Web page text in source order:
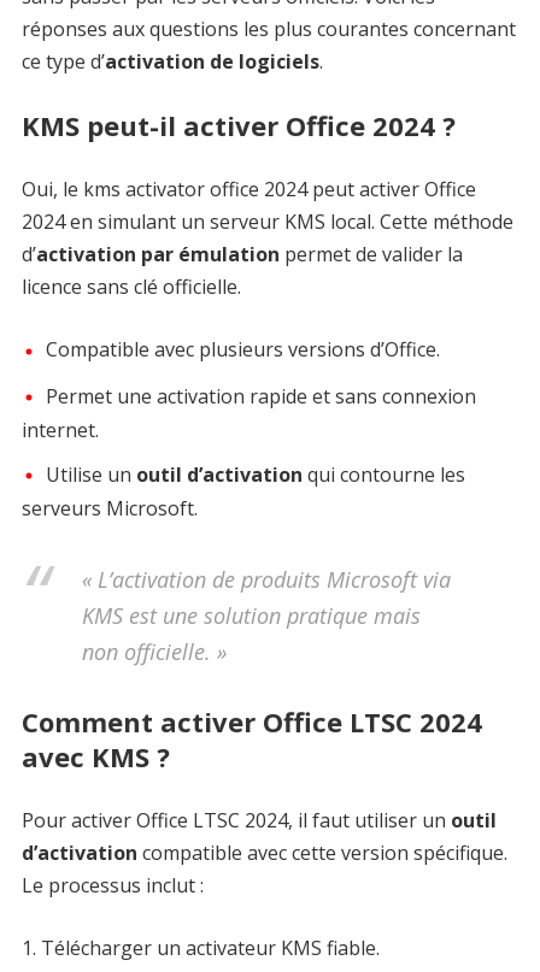
réponses aux questions les plus courantes concernant
ce type d’activation de logiciels.
KMS peut-il activer Office 2024 ?
Oui, le kms activator office 2024 peut activer Office
2024 en simulant un serveur KMS local. Cette méthode
d’activation par émulation permet de valider la
licence sans clé officielle.
Compatible avec plusieurs versions d’Office.
Permet une activation rapide et sans connexion
internet.
Utilise un outil d’activation qui contourne les
serveurs Microsoft.
« L’activation de produits Microsoft via
KMS est une solution pratique mais
non officielle. »
Comment activer Office LTSC 2024
avec KMS ?
Pour activer Office LTSC 2024, il faut utiliser un outil
d’activation compatible avec cette version spécifique.
Le processus inclut :
Télécharger un activateur KMS fiable.